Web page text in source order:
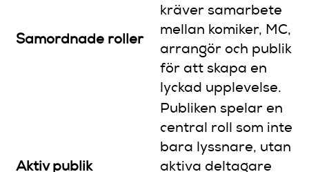
Samordnade roller
kräver samarbete
mellan komiker, MC,
arrangör och publik
för att skapa en
lyckad upplevelse.
Aktiv publik
Publiken spelar en
central roll som inte
bara lyssnare, utan
aktiva deltagare